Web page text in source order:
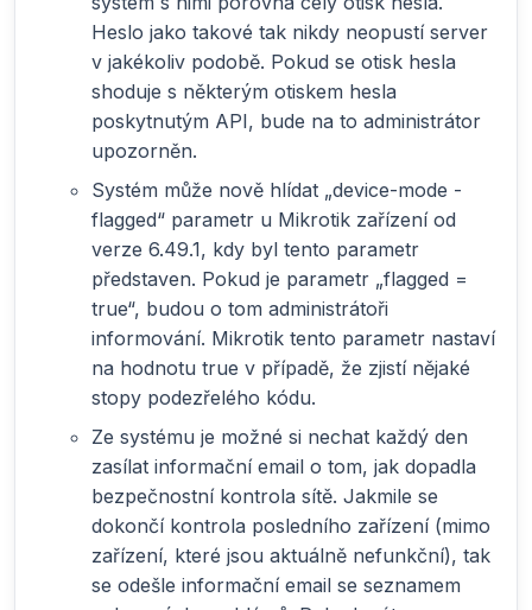
Heslo jako takové tak nikdy neopustí server
v jakékoliv podobě. Pokud se otisk hesla
shoduje s některým otiskem hesla
poskytnutým API, bude na to administrátor
upozorněn.
Systém může nově hlídat „device-mode -
flagged“ parametr u Mikrotik zařízení od
verze 6.49.1, kdy byl tento parametr
představen. Pokud je parametr „flagged =
true“, budou o tom administrátoři
informování. Mikrotik tento parametr nastaví
na hodnotu true v případě, že zjistí nějaké
stopy podezřelého kódu.
Ze systému je možné si nechat každý den
zasílat informační email o tom, jak dopadla
bezpečnostní kontrola sítě. Jakmile se
dokončí kontrola posledního zařízení (mimo
zařízení, které jsou aktuálně nefunkční), tak
se odešle informační email se seznamem